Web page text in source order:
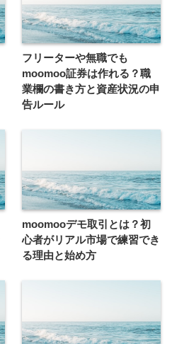
フリーターや無職でも
moomoo証券は作れる？職
業欄の書き方と資産状況の申
告ルール
moomooデモ取引とは？初
心者がリアル市場で練習でき
る理由と始め方